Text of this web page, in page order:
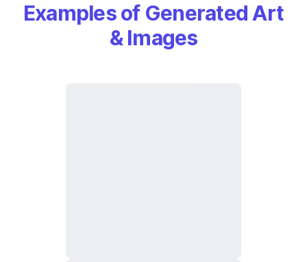
Examples of Generated Art
& Images